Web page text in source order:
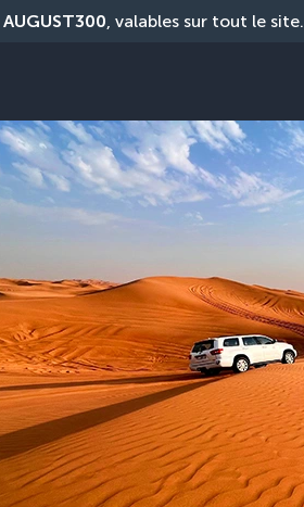
AUGUST300, valables sur tout le site.